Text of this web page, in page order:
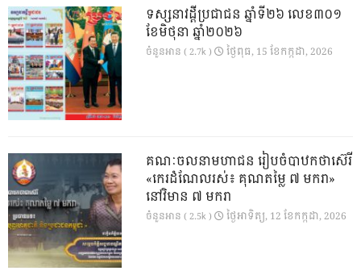
ទស្សនាវដ្ដីប្រជាជន ឆ្នាំទី២៦ លេខ៣០១
ខែមិថុនា ឆ្នាំ២០២៦
ចំនួនអាន ( 2.7k ) ថ្ងៃ​ពុធ, 15 ខែ​កក្កដា, 2026
គណៈចលនាមហាជន រៀបចំបាឋកថាស៊េរី
«កេរដំណែលរស់៖ គុណតម្លៃ ៧ មករា»
នៅវិមាន ៧ មករា
ចំនួនអាន ( 2.5k ) ថ្ងៃ​អាទិត្យ, 12 ខែ​កក្កដា, 2026